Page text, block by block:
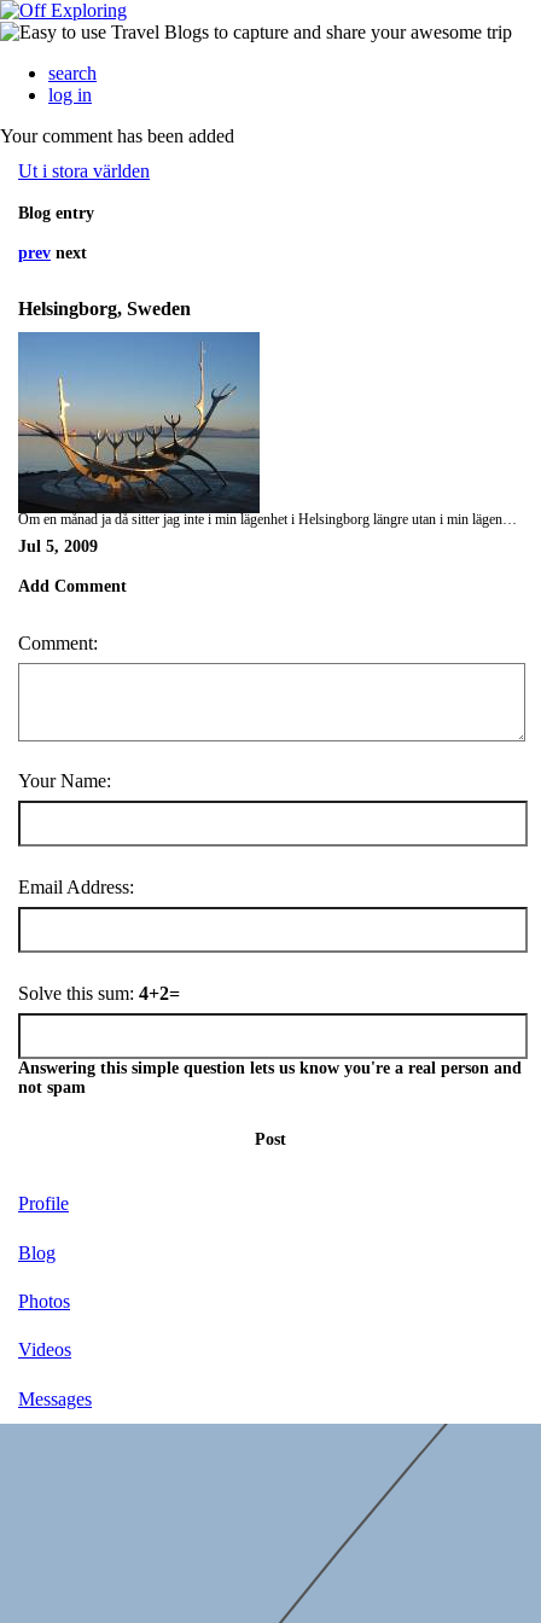
search
log in
Your comment has been added
Ut i stora världen
Blog entry
prev next
Helsingborg, Sweden
Om en månad ja då sitter jag inte i min lägenhet i Helsingborg längre utan i min lägenhet i Bangkok. 76 kvm, ac, balkong, pool och gym på området, tvätt service, dessutom städning tre dagar i veckan och byta av sängkläder en gång i veckan. Skoja inte att jag kommer vara bortskämd och må bra.... Hoppas det stimmulerar även plugget så att man gör bra ifrån sig. Nu är i princip allt fixat i alla fall och kan inte göra så mycket mer än att vanka av tiden. Fyra hela veckor.... eller 30 dagar, varav 9 i england, 6 &frac12; i helsingborg, och två veckor hemma i Karlstad med valpar, vovve, familj, bröllop och vänner.... Skoja inte att tiden bara kommer flyga iväg... sen står jag där i Bangkok och ska ta vägen någonstans... Hitta skolan och allt där till... Uniform, böcker rätt kurser och ja.... Vilken resfeber jag fick nu.... :D sjukt spännande.....
Jul 5, 2009
Add Comment
Comment:
Your Name:
Email Address:
Solve this sum: 4+2=
Answering this simple question lets us know you're a real person and
not spam
Post
Profile
Blog
Photos
Videos
Messages